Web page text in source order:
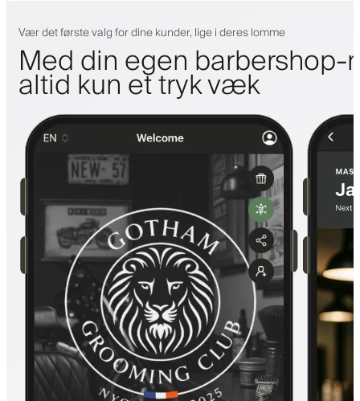
Vær det første valg for dine kunder, lige i deres lomme
Med din egen
altid kun et tryk væk